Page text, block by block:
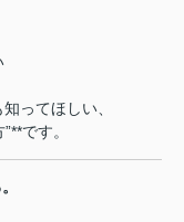
ってほしい、
です。